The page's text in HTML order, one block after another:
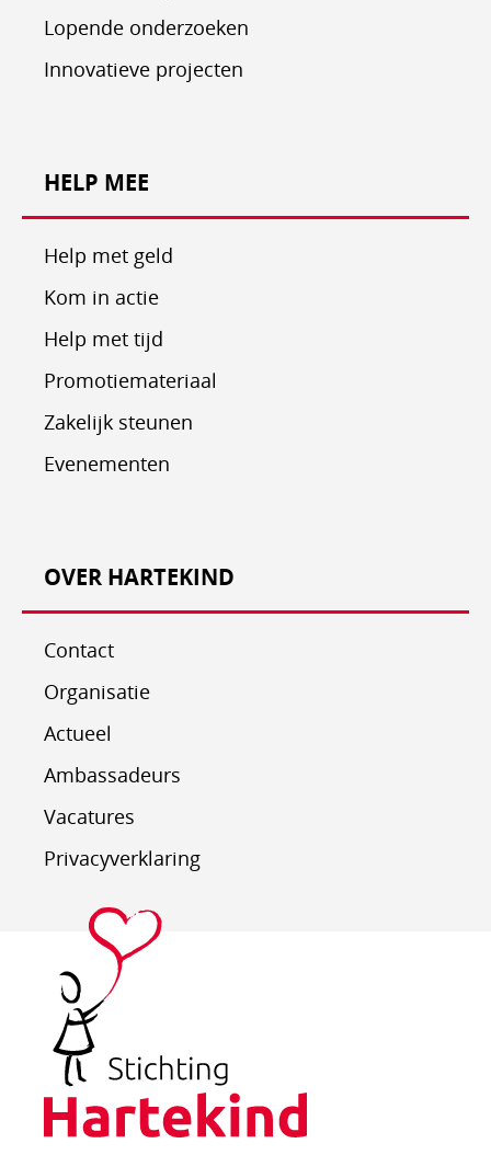
Lopende onderzoeken
Innovatieve projecten
HELP MEE
Help met geld
Kom in actie
Help met tijd
Promotiemateriaal
Zakelijk steunen
Evenementen
OVER HARTEKIND
Contact
Organisatie
Actueel
Ambassadeurs
Vacatures
Privacyverklaring